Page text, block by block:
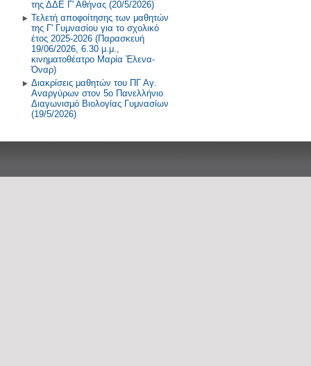
της ΔΔΕ Γ' Αθήνας (20/5/2026)
Τελετή αποφοίτησης των μαθητών
της Γ' Γυμνασίου για το σχολικό
έτος 2025-2026 (Παρασκευή
19/06/2026, 6.30 μ.μ.,
κινηματοθέατρο Μαρία Έλενα-
Όναρ)
Διακρίσεις μαθητών του ΠΓ Αγ.
Αναργύρων στον 5ο Πανελλήνιο
Διαγωνισμό Βιολογίας Γυμνασίων
(19/5/2026)